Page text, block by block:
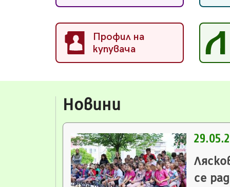
Профил на
купувача
Новини
се